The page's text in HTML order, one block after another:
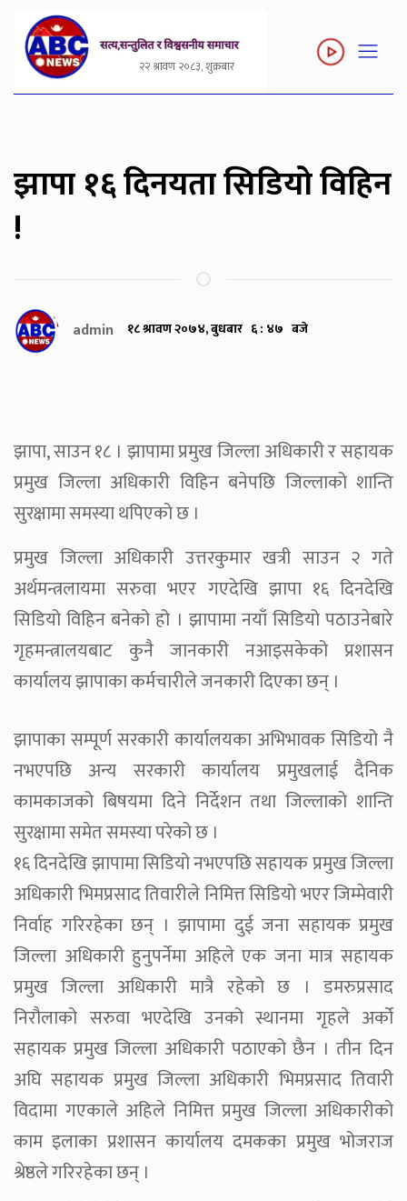
२२ श्रावण २०८३, शुक्रबार
झापा १६ दिनयता सिडियो विहिन
!
admin १८ श्रावण २०७४, बुधबार ६ : ४७ बजे
झापा, साउन १८ । झापामा प्रमुख जिल्ला अधिकारी र सहायक
प्रमुख जिल्ला अधिकारी विहिन बनेपछि जिल्लाको शान्ति
सुरक्षामा समस्या थपिएको छ ।
प्रमुख जिल्ला अधिकारी उत्तरकुमार खत्री साउन २ गते
अर्थमन्त्रलायमा सरुवा भएर गएदेखि झापा १६ दिनदेखि
सिडियो विहिन बनेको हो । झापामा नयाँ सिडियो पठाउनेबारे
गृहमन्त्रालयबाट कुनै जानकारी नआइसकेको प्रशासन
कार्यालय झापाका कर्मचारीले जनकारी दिएका छन् ।
झापाका सम्पूर्ण सरकारी कार्यालयका अभिभावक सिडियो नै
नभएपछि अन्य सरकारी कार्यालय प्रमुखलाई दैनिक
कामकाजको बिषयमा दिने निर्देशन तथा जिल्लाको शान्ति
सुरक्षामा समेत समस्या परेको छ ।
१६ दिनदेखि झापामा सिडियो नभएपछि सहायक प्रमुख जिल्ला
अधिकारी भिमप्रसाद तिवारीले निमित्त सिडियो भएर जिम्मेवारी
निर्वाह गरिरहेका छन् । झापामा दुई जना सहायक प्रमुख
जिल्ला अधिकारी हुनुपर्नेमा अहिले एक जना मात्र सहायक
प्रमुख जिल्ला अधिकारी मात्रै रहेको छ । डमरुप्रसाद
निरौलाको सरुवा भएदेखि उनको स्थानमा गृहले अर्को
सहायक प्रमुख जिल्ला अधिकारी पठाएको छैन । तीन दिन
अघि सहायक प्रमुख जिल्ला अधिकारी भिमप्रसाद तिवारी
विदामा गएकाले अहिले निमित्त प्रमुख जिल्ला अधिकारीको
काम इलाका प्रशासन कार्यालय दमकका प्रमुख भोजराज
श्रेष्ठले गरिरहेका छन् ।